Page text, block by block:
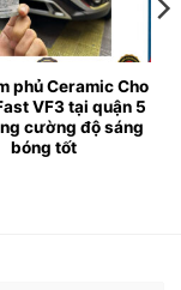
lượng tại Tphcm
là xu hướng
rất nhiều chủ xe
người phủ
phủ Ceramic Cho
VF3 tại quận 5
cường độ sáng
bóng tốt